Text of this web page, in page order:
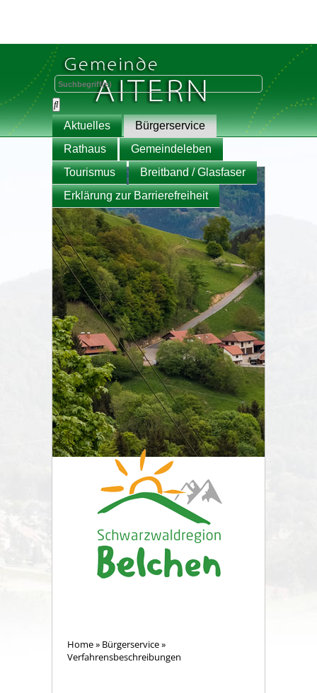
Aktuelles
Bürgerservice
Rathaus
Gemeindeleben
Tourismus
Breitband / Glasfaser
Erklärung zur Barrierefreiheit
Home» Bürgerservice»
Verfahrensbeschreibungen